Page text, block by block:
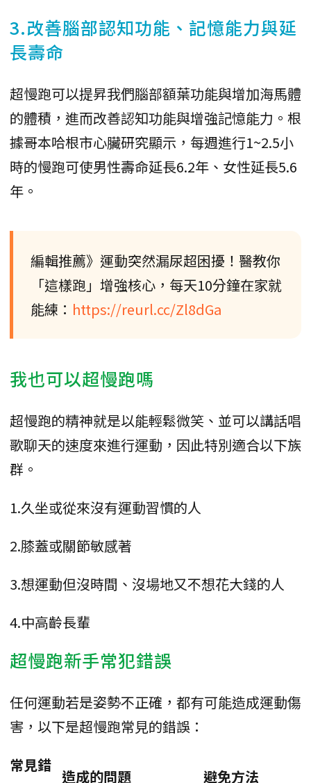
3.改善腦部認知功能、記憶能力與延
長壽命
超慢跑可以提昇我們腦部額葉功能與增加海馬體
的體積，進而改善認知功能與增強記憶能力。根
據哥本哈根市心臟研究顯示，每週進行1~2.5小
時的慢跑可使男性壽命延長6.2年、女性延長5.6
年。
編輯推薦》運動突然漏尿超困擾！醫教你
「這樣跑」增強核心，每天10分鐘在家就
能練： https://reurl.cc/Zl8dGa
我也可以超慢跑嗎
超慢跑的精神就是以能輕鬆微笑、並可以講話唱
歌聊天的速度來進行運動，因此特別適合以下族
群。
1.久坐或從來沒有運動習慣的人
2.膝蓋或關節敏感著
3.想運動但沒時間、沒場地又不想花大錢的人
4.中高齡長輩
超慢跑新手常犯錯誤
任何運動若是姿勢不正確，都有可能造成運動傷
害，以下是超慢跑常見的錯誤：
常見錯
造成的問題 避免方法